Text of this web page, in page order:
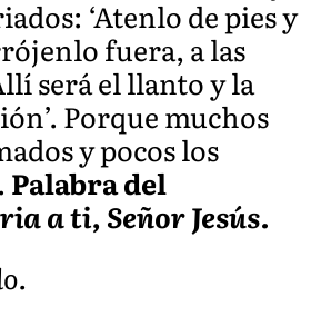
‘Atenlo de pies y
fuera, a las
será el llanto y la
Porque muchos
y pocos los
Palabra del
a ti, Señor Jesús.